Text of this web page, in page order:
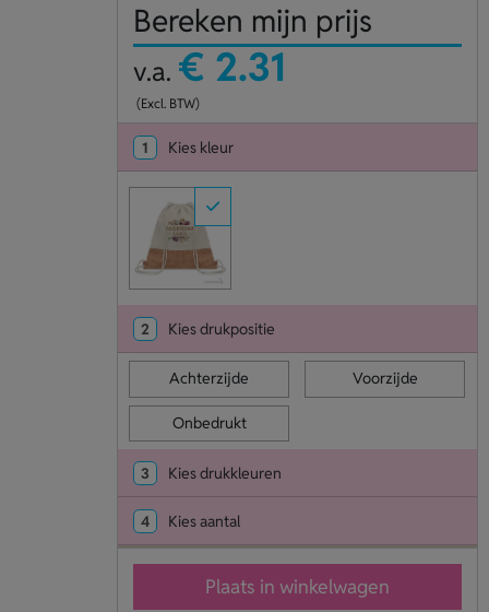
Bereken mijn prijs
v.a. € 2.31
(Excl. BTW)
1 Kies kleur
2 Kies drukpositie
Achterzijde Voorzijde
Onbedrukt
3 Kies drukkleuren
4 Kies aantal
Plaats in winkelwagen